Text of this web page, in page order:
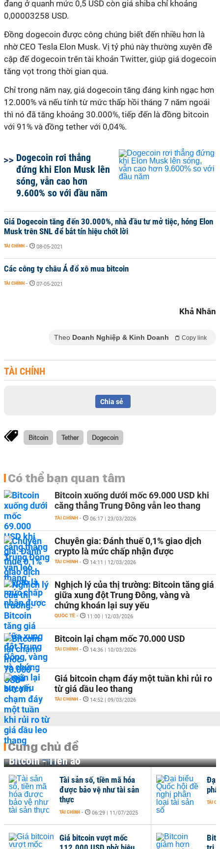
đang ở quanh mức 0,5 USD còn giá shiba chỉ khoảng
0,00003258 USD.
Đồng dogecoin được công chúng biết đến nhiều hơn là
nhờ CEO Tesla Elon Musk. Vị tỷ phú này thường xuyên đề
cập đế dogecoin trên tài khoản Twitter, giúp giá dogecoin
tăng vọt trong thời gian qua.
Chỉ trong năm nay, giá dogecoin tăng đáng kinh ngạc hơn
12.000% và nếu tính từ mức thấp hồi tháng 7 năm ngoái
thì nó đã tăng khoảng 30.000%, tiếp đến là đồng bitcoin
với 91% và đồng tether với 0,04%.
Dogecoin rơi thẳng
đứng khi Elon Musk lên
sóng, vẫn cao hơn
9.600% so với đầu năm
Giá Dogecoin tăng đến 30.000%, nhà đầu tư mở tiệc, hóng Elon
Musk trên SNL để bắt tín hiệu chốt lời
TÀI CHÍNH - 08-05-2021
Các công ty châu Á đổ xô mua bitcoin
TÀI CHÍNH - 07-05-2021
Khả Nhân
Theo Doanh Nghiệp & Kinh Doanh Copy link
TÀI CHÍNH
Chia sẻ
Bitcoin Tether Dogecoin
Có thể bạn quan tâm
Bitcoin xuống dưới mốc 69.000 USD khi
căng thẳng Trung Đông vẫn leo thang
TÀI CHÍNH - 06:17 | 23/03/2026
Chuyên gia: Đánh thuế 0,1% giao dịch
crypto là mức chấp nhận được
TÀI CHÍNH - 14:11 | 12/03/2026
Nghịch lý của thị trường: Bitcoin tăng giá
giữa xung đột Trung Đông, vàng và
chứng khoán lại suy yếu
QUỐC TẾ - 11:00 | 12/03/2026
Bitcoin lại chạm mốc 70.000 USD
TÀI CHÍNH - 14:36 | 10/03/2026
Giá bitcoin chạm đáy một tuần khi rủi ro
từ giá dầu leo thang
TÀI CHÍNH - 14:52 | 09/03/2026
Cùng chủ đề
Bitcoin - Tiền ảo
Tài sản số, tiền mã hóa
được bảo vệ như tài sản
thực
TÀI CHÍNH - 06:29 | 11/07/2025
Giá bitcoin vượt mốc
Đại
TÀI